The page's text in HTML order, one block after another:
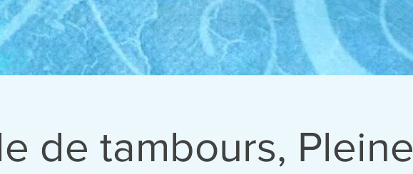
de tambours, Pleine